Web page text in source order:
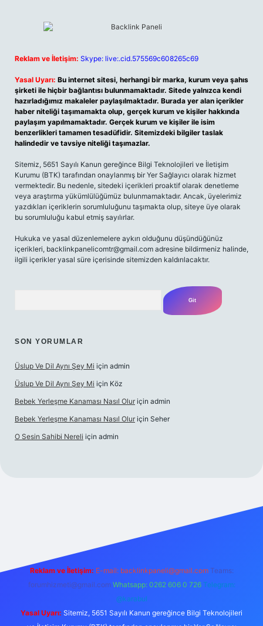
Reklam ve İletişim: Skype: live:.cid.575569c608265c69
Yasal Uyarı: Bu internet sitesi, herhangi bir marka, kurum veya şahıs
şirketi ile hiçbir bağlantısı bulunmamaktadır. Sitede yalnızca kendi
hazırladığımız makaleler paylaşılmaktadır. Burada yer alan içerikler
haber niteliği taşımamakta olup, gerçek kurum ve kişiler hakkında
paylaşım yapılmamaktadır. Gerçek kurum ve kişiler ile isim
benzerlikleri tamamen tesadüfidir. Sitemizdeki bilgiler taslak
halindedir ve tavsiye niteliği taşımazlar.
Sitemiz, 5651 Sayılı Kanun gereğince Bilgi Teknolojileri ve İletişim
Kurumu (BTK) tarafından onaylanmış bir Yer Sağlayıcı olarak hizmet
vermektedir. Bu nedenle, sitedeki içerikleri proaktif olarak denetleme
veya araştırma yükümlülüğümüz bulunmamaktadır. Ancak, üyelerimiz
yazdıkları içeriklerin sorumluluğunu taşımakta olup, siteye üye olarak
bu sorumluluğu kabul etmiş sayılırlar.
Hukuka ve yasal düzenlemelere aykırı olduğunu düşündüğünüz
içerikleri, backlinkpanelicomtr@gmail.com adresine bildirmeniz halinde,
ilgili içerikler yasal süre içerisinde sitemizden kaldırılacaktır.
SON YORUMLAR
Üslup Ve Dil Aynı Şey Mi için admin
Üslup Ve Dil Aynı Şey Mi için Köz
Bebek Yerleşme Kanaması Nasıl Olur için admin
Bebek Yerleşme Kanaması Nasıl Olur için Seher
O Sesin Sahibi Nereli için admin
Reklam ve İletişim: E-mail: backlinkpaneli@gmail.com Teams:
forumhizmeti@gmail.com Whatsapp: 0262 606 0 726 Telegram:
@karabul
Yasal Uyarı: Sitemiz, 5651 Sayılı Kanun gereğince Bilgi Teknolojileri